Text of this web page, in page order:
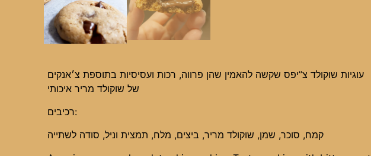
עוגיות שוקולד צ”יפס שקשה להאמין שהן פרווה, רכות ועסיסיות בתוספת צ׳אנקים
של שוקולד מריר איכותי
רכיבים:
קמח, סוכר, שמן, שוקולד מריר, ביצים, מלח, תמצית וניל, סודה לשתייה